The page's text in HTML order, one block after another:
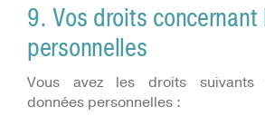
9. Vos droits
personnelles
Vous avez les droits suivants
données personnelles :